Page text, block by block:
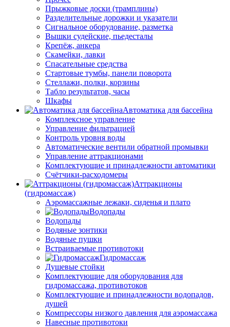
Прыжковые доски (трамплины)
Разделительные дорожки и указатели
Cигнальное оборудование, разметка
Вышки судейские, пьедесталы
Крепёж, анкера
Скамейки, лавки
Спасательные средства
Стартовые тумбы, панели поворота
Стеллажи, полки, корзины
Табло результатов, часы
Шкафы
Автоматика для бассейна
Комплексное управление
Управление фильтрацией
Контроль уровня воды
Автоматические вентили обратной промывки
Управление аттракционами
Комплектующие и принадлежности автоматики
Счётчики-расходомеры
Аттракционы
(гидромассаж)
Аэромассажные лежаки, сиденья и плато
Водопады
Водопады
Водяные зонтики
Водяные пушки
Встраиваемые противотоки
Гидромассаж
Душевые стойки
Комплектующие для оборудования для
гидромассажа, противотоков
Комплектующие и принадлежности водопадов,
душей
Компрессоры низкого давления для аэромассажа
Навесные противотоки